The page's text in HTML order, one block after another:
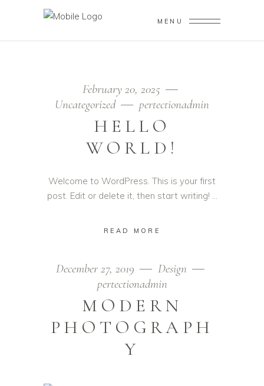
MENU
February 20, 2025
Uncategorized
pertectionadmin
HELLO
WORLD!
Welcome to WordPress. This is your first
post. Edit or delete it, then start writing!
READ MORE
December 27, 2019
Design
pertectionadmin
MODERN
PHOTOGRAPH
Y